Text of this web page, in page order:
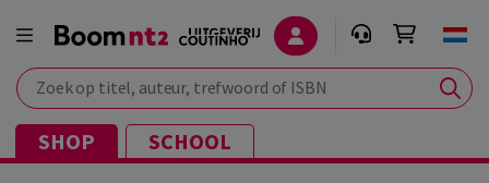
Zoek op titel, auteur, trefwoord of ISBN
SHOP SCHOOL